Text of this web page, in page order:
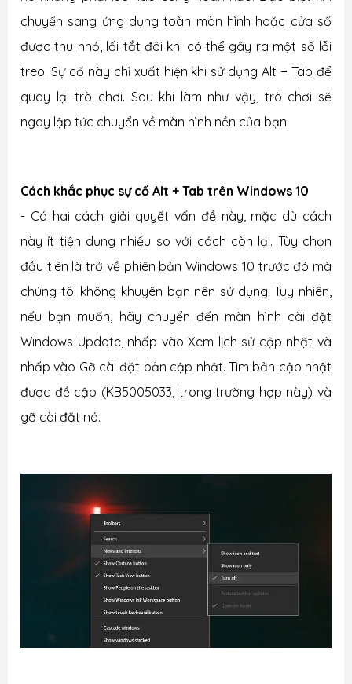
chuyển sang ứng dụng toàn màn hình hoặc cửa sổ
được thu nhỏ, lối tắt đôi khi có thể gây ra một số lỗi
treo. Sự cố này chỉ xuất hiện khi sử dụng Alt + Tab để
quay lại trò chơi. Sau khi làm như vậy, trò chơi sẽ
ngay lập tức chuyển về màn hình nền của bạn.
Cách khắc phục sự cố Alt + Tab trên Windows 10
- Có hai cách giải quyết vấn đề này, mặc dù cách
này ít tiện dụng nhiều so với cách còn lại. Tùy chọn
đầu tiên là trở về phiên bản Windows 10 trước đó mà
chúng tôi không khuyên bạn nên sử dụng. Tuy nhiên,
nếu bạn muốn, hãy chuyển đến màn hình cài đặt
Windows Update, nhấp vào Xem lịch sử cập nhật và
nhấp vào Gỡ cài đặt bản cập nhật. Tìm bản cập nhật
được đề cập (KB5005033, trong trường hợp này) và
gỡ cài đặt nó.